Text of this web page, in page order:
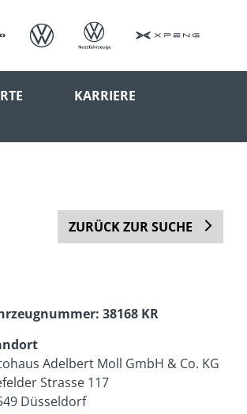
KARRIERE
ZURÜCK ZUR SUCHE
38168 KR
Adelbert Moll GmbH & Co. KG
Strasse 117
Düsseldorf